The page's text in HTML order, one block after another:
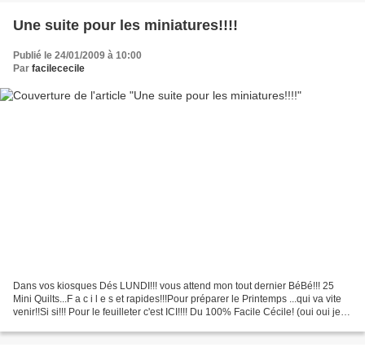
Une suite pour les miniatures!!!!
Publié le 24/01/2009 à 10:00
Par facilececile
Dans vos kiosques Dés LUNDI!!! vous attend mon tout dernier BéBé!!! 25
Mini Quilts...F a c i l e s et rapides!!!Pour préparer le Printemps ...qui va vite
venir!!Si si!!! Pour le feuilleter c'est ICI!!!! Du 100% Facile Cécile! (oui oui je